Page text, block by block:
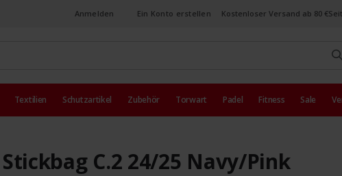
Anmelden Ein Konto erstellen Kostenloser Versand ab 80 €
Textilien Schutzartikel Zubehör Torwart Padel Fitness Sale
C.2 24/25 Navy/Pink